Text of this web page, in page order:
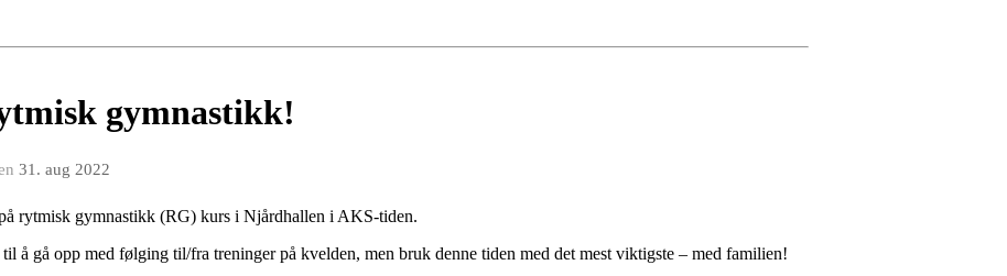
gymnastikk!
31. aug 2022
rytmisk gymnastikk (RG) kurs i Njårdhallen i AKS-tiden.
å gå opp med følging til/fra treninger på kvelden, men bruk denne tiden med det mest viktigste – med familien!